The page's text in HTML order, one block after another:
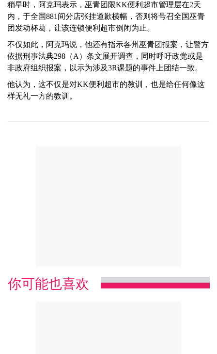
稍早时，阿克玛表示，巫青团限KK便利超市管理层在2天
内，于全国881间分店张挂道歉横幅，否则将号召全国巫青
团发动杯葛，让该连锁便利超市倒闭为止。
不仅如此，阿克玛说，他还有指示各州巫青团报案，让警方
依据刑事法典298（A）条文展开调查，同时呼吁政党或是
非政府组织报案，以示为涉及3R课题的事件上团结一致。
他认为，这不仅是对KK便利超市的教训，也是给任何像这
样无礼一方的教训。
你可能也喜欢